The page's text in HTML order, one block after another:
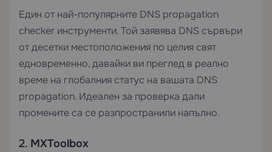
Един от най-популярните DNS propagation
checker инструменти. Той заявява DNS сървъри
от десетки местоположения по целия свят
едновременно, давайки ви преглед в реално
време на глобалния статус на вашата DNS
propagation. Идеален за проверка дали
промените са се разпространили напълно.
2. MXToolbox